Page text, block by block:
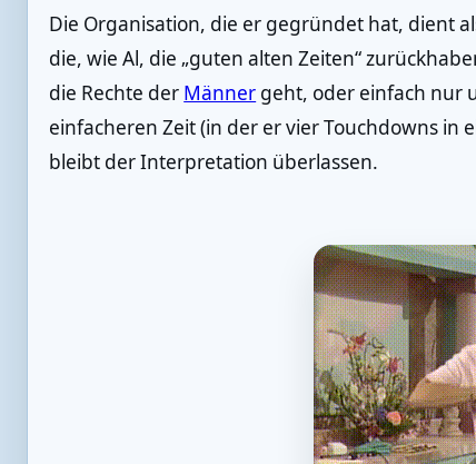
Die Organisation, die er gegründet hat, dient
die, wie Al, die „guten alten Zeiten“
die Rechte der Männer geht, oder einfach nur
einfacheren Zeit (in der er vier Touchdowns in
bleibt der Interpretation überlassen.